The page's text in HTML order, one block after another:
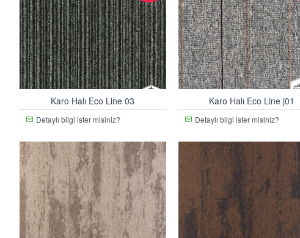
Karo Halı Eco Line 03
Detaylı bilgi ister misiniz?
Karo Halı Eco Line j01
Detaylı bilgi ister misiniz?